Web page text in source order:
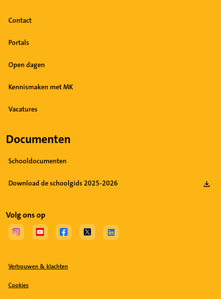
Contact
Portals
Open dagen
Kennismaken met MK
Vacatures
Documenten
Schooldocumenten
Download de schoolgids 2025-2026
Volg ons op
(Opent in een nieuw tabblad)
(Opent in een nieuw tabblad)
(Opent in een nieuw tabblad)
(Opent in een nieuw tabblad)
Vertrouwen & klachten
Cookies